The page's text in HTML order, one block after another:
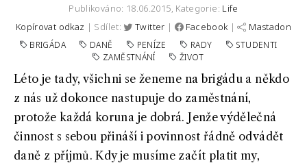
Publikováno: 18.06.2015, Kategorie: Life
Kopírovat odkaz | Sdílet: Twitter | Facebook | Mastadon
BRIGÁDA DANĚ PENÍZE RADY
STUDENTI
ZAMĚSTNÁNÍ
ŽIVOT
Léto je tady, všichni se ženeme na brigádu a někdo
z nás už dokonce nastupuje do zaměstnání,
protože každá koruna je dobrá. Jenže výdělečná
činnost s sebou přináší i povinnost řádně odvádět
daně z příjmů. Kdy je musíme začít platit my,